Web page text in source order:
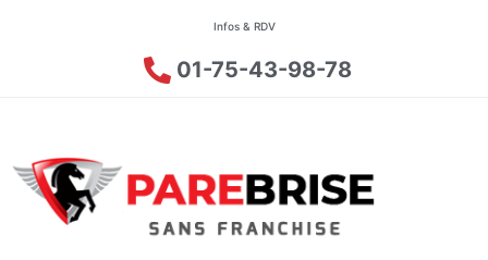
Infos & RDV
01-75-43-98-78